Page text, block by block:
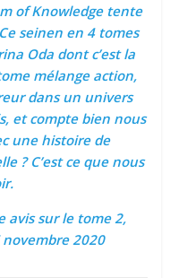
of Knowledge tente
seinen en 4 tomes
Oda dont c’est la
mélange action,
dans un univers
et compte bien nous
une histoire de
? C’est ce que nous
avis sur le tome 2,
2020